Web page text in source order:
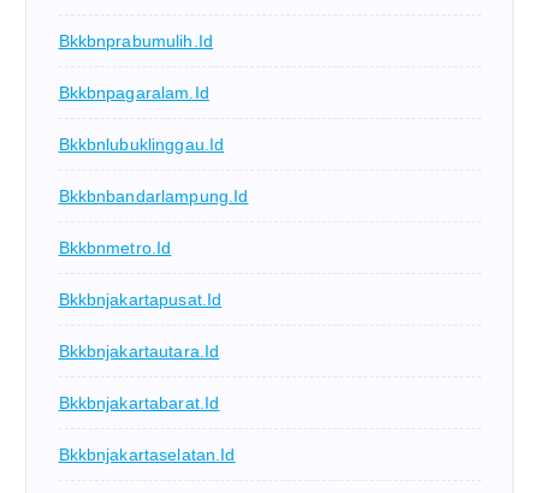
Bkkbnprabumulih.id
Bkkbnpagaralam.id
Bkkbnlubuklinggau.id
Bkkbnbandarlampung.id
Bkkbnmetro.id
Bkkbnjakartapusat.id
Bkkbnjakartautara.id
Bkkbnjakartabarat.id
Bkkbnjakartaselatan.id